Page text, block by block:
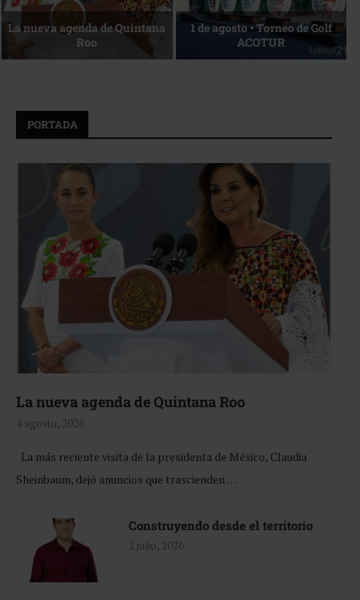
Reconocimiento de viajeros La esencia del servicio
PORTADA
La nueva agenda de Quintana Roo
4 agosto, 2026
La más reciente visita de la presidenta de México, Claudia
Sheinbaum, dejó anuncios que trascienden …
Construyendo desde el territorio
2 julio, 2026